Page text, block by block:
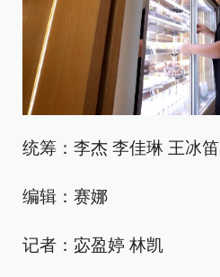
统筹：李杰 李佳琳 王冰笛
编辑：赛娜
记者：宓盈婷 林凯